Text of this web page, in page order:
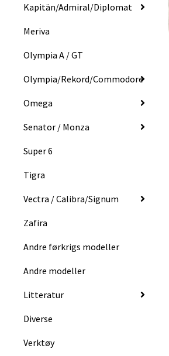
Kapitän/Admiral/Diplomat
Meriva
Olympia A / GT
Olympia/Rekord/Commodore
Omega
Senator / Monza
Super 6
Tigra
Vectra / Calibra/Signum
Zafira
Andre førkrigs modeller
Andre modeller
Litteratur
Diverse
Verktøy